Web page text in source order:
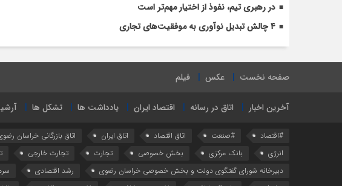
در رهبری تیم، نفوذ از اختیار مهم‌تر است
۴ چالش تبدیل نوآوری به موفقیت‌های تجاری
صفحه نخست عکس فیلم
آخرین اخبار اتاق در رسانه اقتصاد ایران یادداشت ها تشکل ها
#اقتصاد #صنعت اتاق اقتصاد اتاق ایران اتاق بازرگانی خراسان
انرژی
بانک مرکزی بخش خصوصی تجارت تجارت خارجی
دبیرخانه شورای گفتگوی دولت و بخش خصوصی خراسان رضوی
رشد اقتصادی